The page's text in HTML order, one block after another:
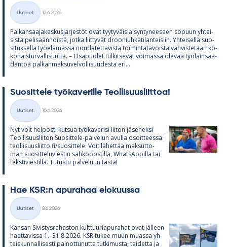
Kategoriat
Uutiset
12.6.2026
Pal­kan­saa­ja­kes­kus­jär­jes­töt ovat tyy­ty­väi­siä syn­ty­nee­seen so­puun yh­tei­
sistä pe­li­sään­nöistä, jotka liit­ty­vät droo­niuh­ka­ti­lan­tei­siin. Yh­tei­sellä suo­
si­tuk­sella työ­elä­mässä nou­da­tet­ta­vista toi­min­ta­ta­voista vah­vis­te­taan ko­
ko­nais­tur­val­li­suutta. – Os­a­puo­let tul­kit­se­vat voi­massa ole­vaa työ­lain­sää­
dän­töä pal­kan­mak­su­vel­vol­li­suu­desta eri...
Suo­sit­tele työ­ka­ve­rille Teol­li­suus­liit­toa!
Kategoriat
Uutiset
10.6.2026
Nyt voit hel­posti kut­sua työ­ka­ve­risi lii­ton jä­se­neksi
Teol­li­suus­lii­ton Suo­sit­tele-pal­ve­lun avulla osoit­teessa:
teol­li­suus­liitto.fi/suo­sit­tele. Voit lä­het­tää mak­sut­to­
man suo­sit­te­lu­vies­tin säh­kö­pos­tilla, What­sAp­pilla tai
teks­ti­vies­tillä. Tu­tustu pal­ve­luun tästä!
Hae KSR:n apu­ra­haa elo­kuussa
Kategoriat
Uutiset
8.6.2026
Kan­san Si­vis­tys­ra­has­ton kult­tuu­ria­pu­ra­hat ovat jäl­leen
haet­ta­vissa 1.–31.8.2026. KSR tu­kee muun muassa yh­
teis­kun­nal­li­sesti pai­not­tu­nutta tut­ki­musta, tai­detta ja